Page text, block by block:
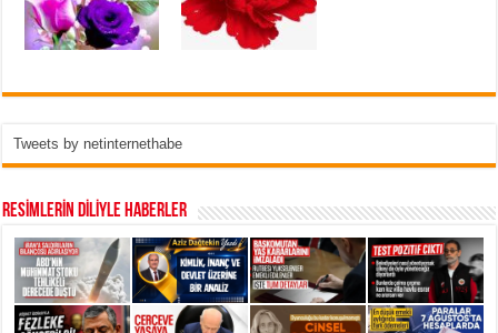
Tweets by netinternethabe
RESİMLERİN DİLİYLE HABERLER